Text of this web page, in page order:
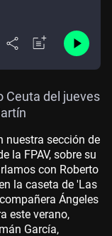
Ceuta del jueves
nuestra sección de
la FPAV, sobre su
con Roberto
la caseta de 'Las
Ángeles
este verano,
García,